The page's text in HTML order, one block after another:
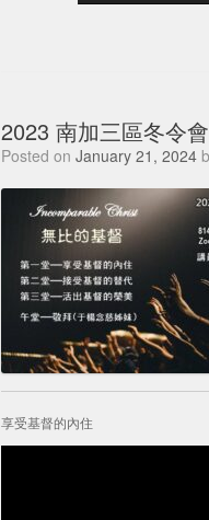
2023 南加三區冬令
Posted on January 21, 2024
享受基督的內住